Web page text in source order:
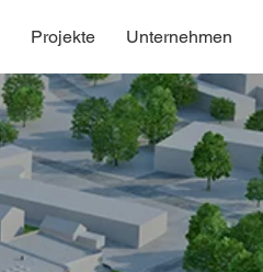
Projekte Unternehmen